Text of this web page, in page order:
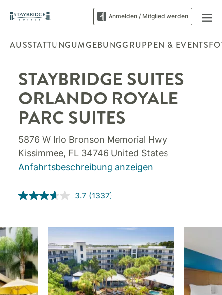
Anmelden / Mitglied werden
AUSSTATTUNGUMGEBUNGGRUPPEN & EVENTS
STAYBRIDGE SUITES
ORLANDO ROYALE
PARC SUITES
5876 W Irlo Bronson Memorial Hwy
Kissimmee, FL 34746 United States
Anfahrtsbeschreibung anzeigen
3.7 (1337)